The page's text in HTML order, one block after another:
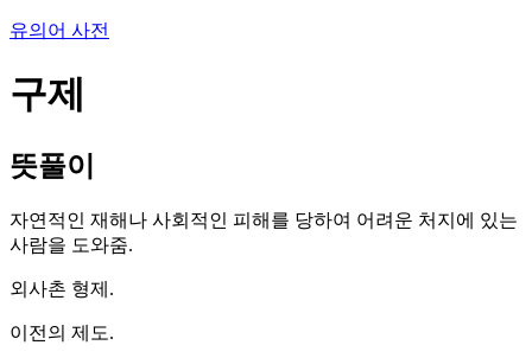
유의어 사전
구제
뜻풀이
자연적인 재해나 사회적인 피해를 당하여 어려운 처지에 있는
사람을 도와줌.
외사촌 형제.
이전의 제도.